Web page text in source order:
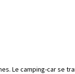
Le camping-car se